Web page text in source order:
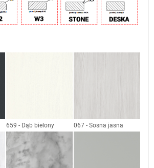
659 - Dąb bielony 067 - Sosna jasna